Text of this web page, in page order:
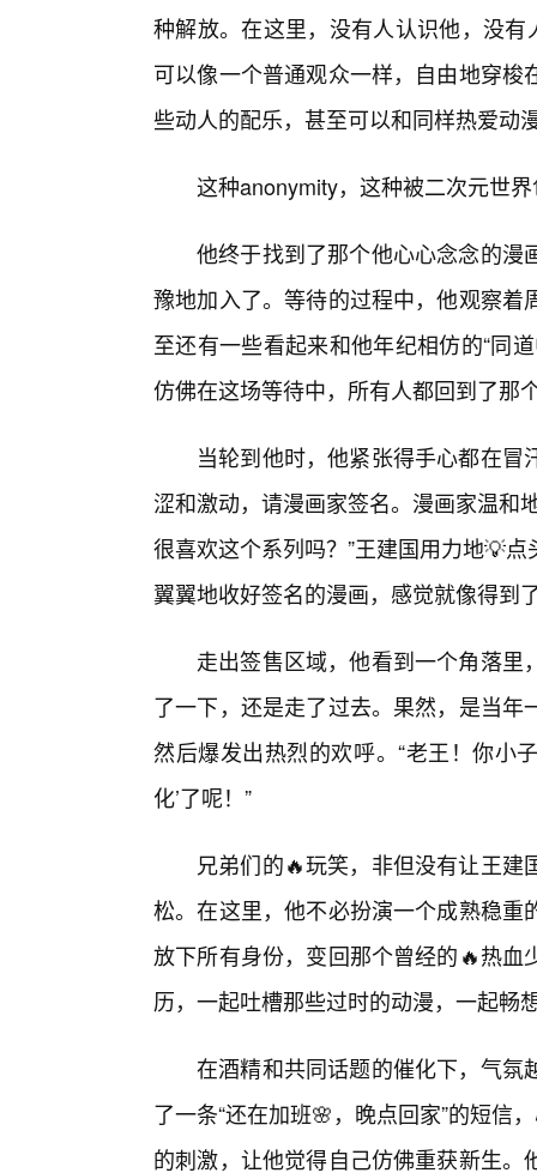
种解放。在这里，没有人认识他，没
可以像一个普通观众一样，自由地穿
些动人的配乐，甚至可以和同样热爱动
这种anonymity，这种被二次元世
他终于找到了那个他心心念念的漫
豫地加入了。等待的过程中，他观察
至还有一些看起来和他年纪相仿的“同
仿佛在这场等待中，所有人都回到了那
当轮到他时，他紧张得手心都在
涩和激动，请漫画家签名。漫画家温和
很喜欢这个系列吗？”王建国用力地💡
翼翼地收好签名的漫画，感觉就像得到
走出签售区域，他看到一个角落
了一下，还是走了过去。果然，是当
然后爆发出热烈的欢呼。“老王！你小
化’了呢！”
兄弟们的🔥玩笑，非但没有让王
松。在这里，他不必扮演一个成熟稳
放下所有身份，变回那个曾经的🔥热
历，一起吐槽那些过时的动漫，一起畅
在酒精和共同话题的催化下，气氛
了一条“还在加班🌸，晚点回家”的短信
的刺激，让他觉得自己仿佛重获新生